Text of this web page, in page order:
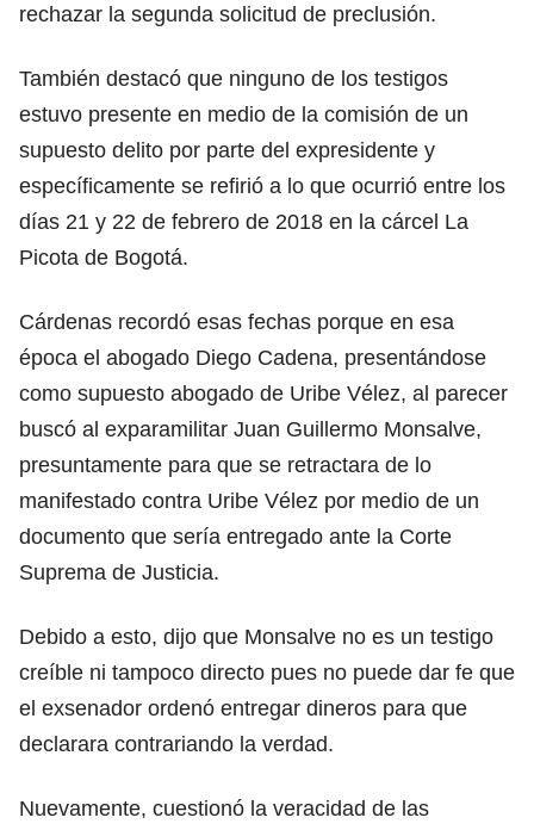
rechazar la segunda solicitud de preclusión.
También destacó que ninguno de los testigos
estuvo presente en medio de la comisión de un
supuesto delito por parte del expresidente y
específicamente se refirió a lo que ocurrió entre los
días 21 y 22 de febrero de 2018 en la cárcel La
Picota de Bogotá.
Cárdenas recordó esas fechas porque en esa
época el abogado Diego Cadena, presentándose
como supuesto abogado de Uribe Vélez, al parecer
buscó al exparamilitar Juan Guillermo Monsalve,
presuntamente para que se retractara de lo
manifestado contra Uribe Vélez por medio de un
documento que sería entregado ante la Corte
Suprema de Justicia.
Debido a esto, dijo que Monsalve no es un testigo
creíble ni tampoco directo pues no puede dar fe que
el exsenador ordenó entregar dineros para que
declarara contrariando la verdad.
Nuevamente, cuestionó la veracidad de las